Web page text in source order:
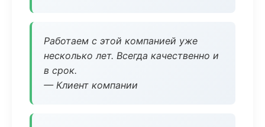
Работаем с этой компанией уже
несколько лет. Всегда качественно и
в срок.
— Клиент компании